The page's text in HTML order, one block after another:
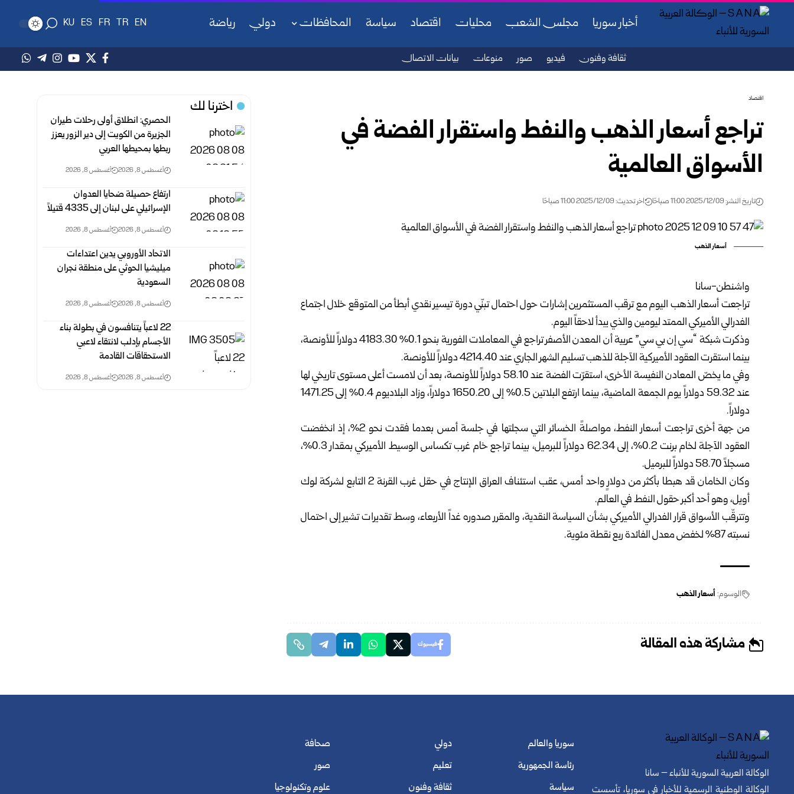
أخبار سوريا مجلس الشعب محليات اقتصاد سياسة المحافظات دولي رياضة EN
TR
FR
ES
KU
ثقافة وفنون فيديو صور منوعات بيانات الاتصال
اقتصاد
تراجع أسعار الذهب والنفط واستقرار الفضة في
الأسواق العالمية
تاريخ النشر: 2025/12/09 11:00 صباحًا اخر تحديث: 2025/12/09 11:00 صباحًا
أسعار الذهب
واشنطن-سانا
تراجعت أسعار الذهب اليوم مع ترقب المستثمرين إشارات حول احتمال تبنّي دورة تيسير نقدي أبطأ من المتوقع خلال اجتماع
الفدرالي الأميركي الممتد ليومين والذي يبدأ لاحقاً اليوم.
وذكرت شبكة “سي إن بي سي” عربية أن المعدن الأصفر تراجع في المعاملات الفورية بنحو 0.1% 4183.30 دولاراً للأونصة،
بينما استقرت العقود الأميركية الآجلة للذهب تسليم الشهر الجاري عند 4214.40 دولاراً للأونصة.
وفي ما يخصّ المعادن النفيسة الأخرى، استقرّت الفضة عند 58.10 دولاراً للأونصة، بعد أن لامست أعلى مستوى تاريخي لها
عند 59.32 دولاراً يوم الجمعة الماضية، بينما ارتفع البلاتين 0.5% إلى 1650.20 دولاراً، وزاد البلاديوم 0.4% إلى 1471.25
دولاراً.
من جهة أخرى تراجعت أسعار النفط، مواصلةً الخسائر التي سجلتها في جلسة أمس بعدما فقدت نحو 2%، إذ انخفضت
العقود الآجلة لخام برنت 0.2%، إلى 62.34 دولاراً للبرميل، بينما تراجع خام غرب تكساس الوسيط الأميركي بمقدار 0.3%،
مسجلاً 58.70 دولاراً للبرميل.
وكان الخامان قد هبطا بأكثر من دولارٍ واحد أمس، عقب استئناف العراق الإنتاج في حقل غرب القرنة 2 التابع لشركة لوك
أويل، وهو أحد أكبر حقول النفط في العالم.
وتترقّب الأسواق قرار الفدرالي الأميركي بشأن السياسة النقدية، والمقرر صدوره غداً الأربعاء، وسط تقديرات تشير إلى احتمال
نسبته 87% لخفض معدل الفائدة ربع نقطة مئوية.
الوسوم: أسعار الذهب
مشاركة هذه المقالة فيسبوك
اخترنا لك
الحصري: انطلاق أولى رحلات طيران
الجزيرة من الكويت إلى دير الزور يعزز
ربطها بمحيطها العربي
أغسطس 8, 2026 أغسطس 8, 2026
ارتفاع حصيلة ضحايا العدوان
الإسرائيلي على لبنان إلى 4335 قتيلاً
أغسطس 8, 2026 أغسطس 8, 2026
الاتحاد الأوروبي يدين اعتداءات
ميليشيا الحوثي على منطقة نجران
السعودية
أغسطس 8, 2026 أغسطس 8, 2026
‏22 لاعباً يتنافسون في بطولة بناء
الأجسام بإدلب لانتقاء لاعبي
الاستحقاقات القادمة
أغسطس 8, 2026 أغسطس 8, 2026
الوكالة العربية السورية للأنباء – سانا
الوكالة الوطنية الرسمية للأخبار في سوريا، تأسست
سوريا والعالم
رئاسة الجمهورية
سياسة
دولي
تعليم
ثقافة وفنون
صحافة
صور
علوم وتكنولوجيا